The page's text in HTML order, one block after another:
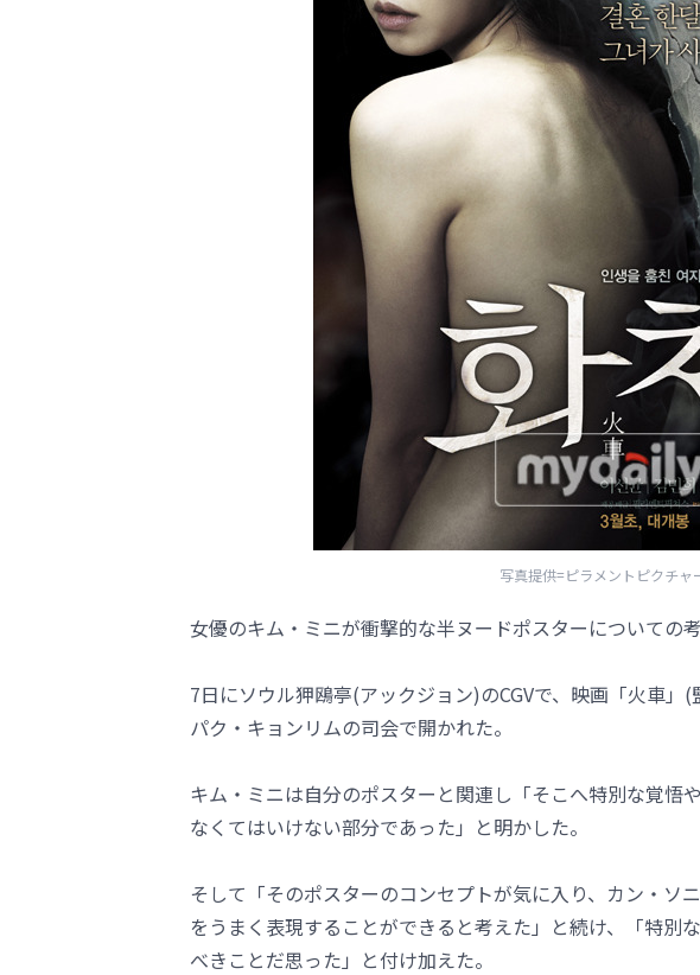
写真提供=ピラメントピクチャ
女優のキム・ミニが衝撃的な半ヌードポスターについての
7日にソウル狎鴎亭(アックジョン)のCGVで、映画「火車」
パク・キョンリムの司会で開かれた。
キム・ミニは自分のポスターと関連し「そこへ特別な覚悟
なくてはいけない部分であった」と明かした。
そして「そのポスターのコンセプトが気に入り、カン・ソ
をうまく表現することができると考えた」と続け、「特別
べきことだ思った」と付け加えた。